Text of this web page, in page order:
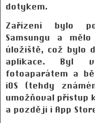
dotykem.
Zařízení bylo
Samsungu a
úložiště, což bylo
aplikace. Byl
fotoaparátem a
iOS (tehdy
umožňoval přístup
a později i App